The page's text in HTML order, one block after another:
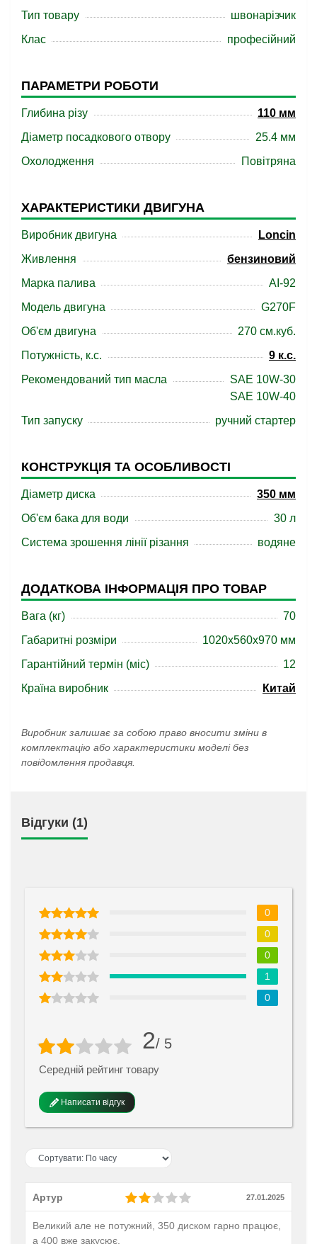
Тип товару
швонарізчик
Клас
професійний
ПАРАМЕТРИ РОБОТИ
Глибина різу
110 мм
Діаметр посадкового отвору
25.4 мм
Охолодження
Повітряна
ХАРАКТЕРИСТИКИ ДВИГУНА
Виробник двигуна
Loncin
Живлення
бензиновий
Марка палива
АІ-92
Модель двигуна
G270F
Об'єм двигуна
270 см.куб.
Потужність, к.с.
9 к.с.
Рекомендований тип масла
SAE 10W-30
SAE 10W-40
Тип запуску
ручний стартер
КОНСТРУКЦІЯ ТА ОСОБЛИВОСТІ
Діаметр диска
350 мм
Об'єм бака для води
30 л
Система зрошення лінії різання
водяне
ДОДАТКОВА ІНФОРМАЦІЯ ПРО ТОВАР
Вага (кг)
70
Габаритні розміри
1020x560x970 мм
Гарантійний термін (міс)
12
Країна виробник
Китай
Виробник залишає за собою право вносити зміни в
комплектацію або характеристики моделі без
повідомлення продавця.
Відгуки (1)
2/ 5
Середній рейтинг товару
Написати відгук
0
0
0
1
0
Артур 27.01.2025
Великий але не потужний, 350 диском гарно працює,
а 400 вже закусює.